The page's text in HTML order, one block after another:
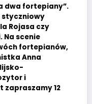
dwa fortepiany”.
styczniowy
Rojasa czy
Na scenie
fortepianów,
Anna
i
zapraszamy 12